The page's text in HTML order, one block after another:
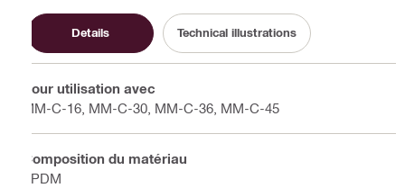
Details Technical illustrations
Pour utilisation avec
MM-C-16, MM-C-30, MM-C-36, MM-C-45
Composition du matériau
EPDM